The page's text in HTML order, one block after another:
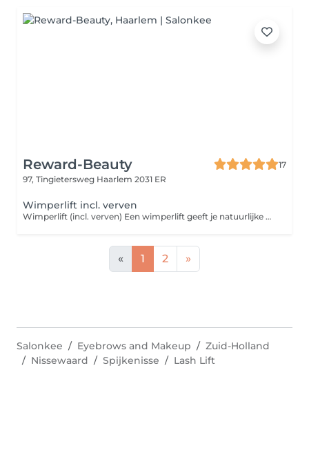
Reward-Beauty
17
97, Tingietersweg Haarlem 2031 ER
Wimperlift incl. verven
Wimperlift (incl. verven) Een wimperlift geeft je natuurlijke wimpers een mooie lift vanaf de wortel, waardoor ze optisch langer lijken en je ogen direct meer open en fris ogen zonder extensions. Het resultaat blijft gemiddeld 68 weken zichtbaar. Omdat natuurlijke wimpers vaak lichtere puntjes hebben door zon, skincare of make-up, adviseren wij altijd om ze te verven. Zo wordt de lift veel beter zichtbaar en ontstaat een intensere oogopslag. Daarom is bij Reward-Beauty de wimperlift standaard inclusief verven. Perfect voor vakantie, een dag op het strand met een cocktail in de hand, of gewoon voor het Nederlandse fietsweer altijd mooie wimpers, zonder mascara. Natuurlijk resultaat. Minimale moeite. Maximale uitstraling.
« 1 2 »
Salonkee Eyebrows and Makeup
Zuid-Holland
Nissewaard
Spijkenisse Lash Lift